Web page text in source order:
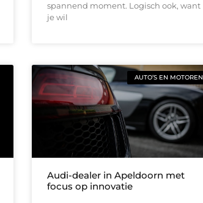
spannend moment. Logisch ook, want
je wil
AUTO’S EN MOTOREN
Audi-dealer in Apeldoorn met
focus op innovatie